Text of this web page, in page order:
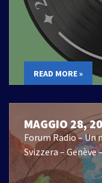
READ MORE »
MAGGIO 28,
Forum Radio –
Svizzera – Genève